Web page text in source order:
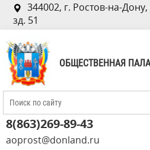
344002, г. Ростов-на-
зд. 51
ОБЩЕСТВЕННАЯ
8(863)269-89-43
aoprost@donland.ru